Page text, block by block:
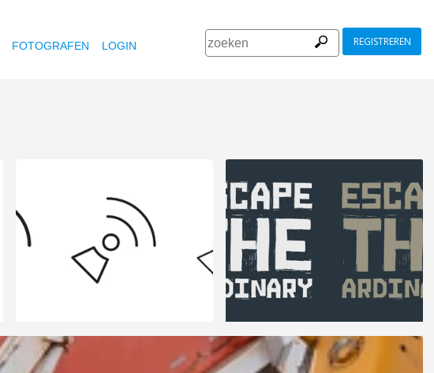
FOTOGRAFEN LOGIN REGISTREREN